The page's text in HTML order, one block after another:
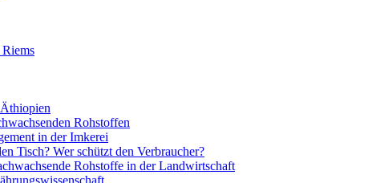
Rohstoffen
in der Imkerei
Tisch? Wer schützt den Verbraucher?
Rohstoffe in der Landwirtschaft